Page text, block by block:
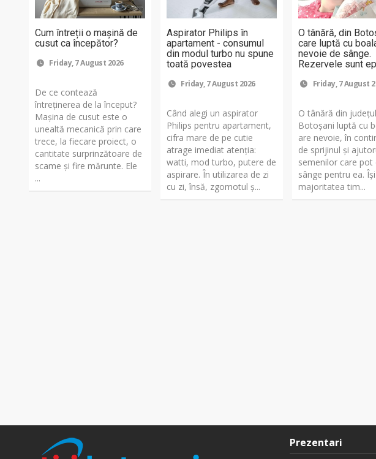
Cum întreții o mașină de
cusut ca începător?
Friday, 7 August 2026
De ce contează
întreținerea de la început?
Mașina de cusut este o
unealtă mecanică prin care
trece, la fiecare proiect, o
cantitate surprinzătoare de
scame și fire mărunte. Ele
...
Aspirator Philips în
apartament - consumul
din modul turbo nu spune
toată povestea
Friday, 7 August 2026
Când alegi un aspirator
Philips pentru apartament,
cifra mare de pe cutie
atrage imediat atenția:
watti, mod turbo, putere de
aspirare. În utilizarea de zi
cu zi, însă, zgomotul ș...
O tânără, din
care luptă cu
nevoie de sânge.
Rezervele sunt
Friday, 7 August
O tânără din județul
Botoșani luptă cu
are nevoie, în
de sprijinul și
semenilor care pot
sânge pentru ea.
majoritatea tim...
Prezentari